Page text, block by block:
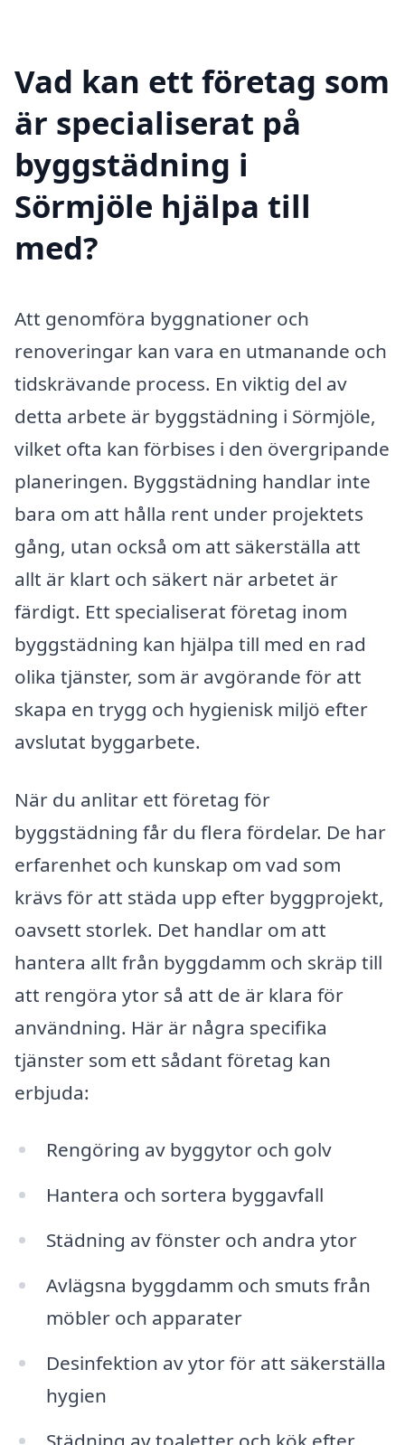
Vad kan ett företag som
är specialiserat på
byggstädning i
Sörmjöle hjälpa till
med?
Att genomföra byggnationer och
renoveringar kan vara en utmanande och
tidskrävande process. En viktig del av
detta arbete är byggstädning i Sörmjöle,
vilket ofta kan förbises i den övergripande
planeringen. Byggstädning handlar inte
bara om att hålla rent under projektets
gång, utan också om att säkerställa att
allt är klart och säkert när arbetet är
färdigt. Ett specialiserat företag inom
byggstädning kan hjälpa till med en rad
olika tjänster, som är avgörande för att
skapa en trygg och hygienisk miljö efter
avslutat byggarbete.
När du anlitar ett företag för
byggstädning får du flera fördelar. De har
erfarenhet och kunskap om vad som
krävs för att städa upp efter byggprojekt,
oavsett storlek. Det handlar om att
hantera allt från byggdamm och skräp till
att rengöra ytor så att de är klara för
användning. Här är några specifika
tjänster som ett sådant företag kan
erbjuda:
Rengöring av byggytor och golv
Hantera och sortera byggavfall
Städning av fönster och andra ytor
Avlägsna byggdamm och smuts från
möbler och apparater
Desinfektion av ytor för att säkerställa
hygien